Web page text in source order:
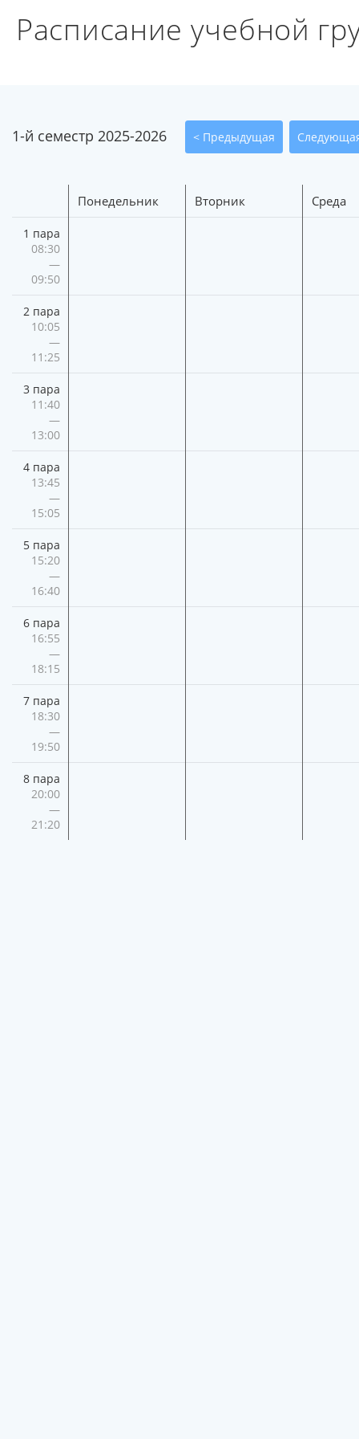
Расписание учебной
1-й семестр 2025-2026
Понедельник Вторник Среда
1 пара
08:30
—
09:50
2 пара
10:05
—
11:25
3 пара
11:40
—
13:00
4 пара
13:45
—
15:05
5 пара
15:20
—
16:40
6 пара
16:55
—
18:15
7 пара
18:30
—
19:50
8 пара
20:00
—
21:20